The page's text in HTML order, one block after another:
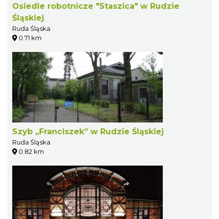
Osiedle robotnicze "Staszica" w Rudzie
Śląskiej
Ruda Śląska
0.71 km
Szyb „Franciszek” w Rudzie Śląskiej
Ruda Śląska
0.82 km